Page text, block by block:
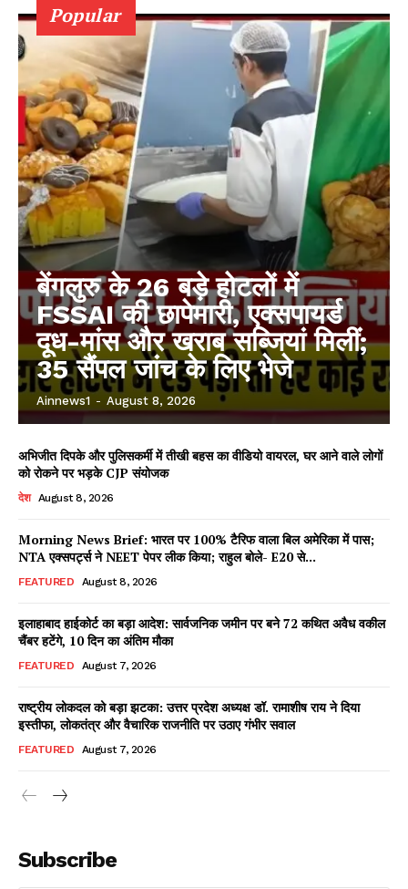
Facebook
X WhatsApp
Share
Read Latest News on AIN
NEWS 1 App
Popular
बेंगलुरु के 26 बड़े होटलों में
FSSAI की छापेमारी, एक्सपायर्ड
दूध-मांस और खराब सब्जियां मिलीं;
35 सैंपल जांच के लिए भेजे
Ainnews1 - August 8, 2026
अभिजीत दिपके और पुलिसकर्मी में तीखी बहस का वीडियो वायरल, घर आने वाले लोगों
को रोकने पर भड़के CJP संयोजक
देश August 8, 2026
Morning News Brief: भारत पर 100% टैरिफ वाला बिल अमेरिका में पास;
NTA एक्सपर्ट्स ने NEET पेपर लीक किया; राहुल बोले- E20 से...
FEATURED August 8, 2026
इलाहाबाद हाईकोर्ट का बड़ा आदेश: सार्वजनिक जमीन पर बने 72 कथित अवैध वकील
चैंबर हटेंगे, 10 दिन का अंतिम मौका
FEATURED August 7, 2026
राष्ट्रीय लोकदल को बड़ा झटका: उत्तर प्रदेश अध्यक्ष डॉ. रामाशीष राय ने दिया
इस्तीफा, लोकतंत्र और वैचारिक राजनीति पर उठाए गंभीर सवाल
FEATURED August 7, 2026
Subscribe